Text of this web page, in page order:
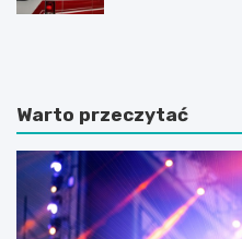
O
j
n
i
z
n
J
e
u
s
1
0
Warto przeczytać